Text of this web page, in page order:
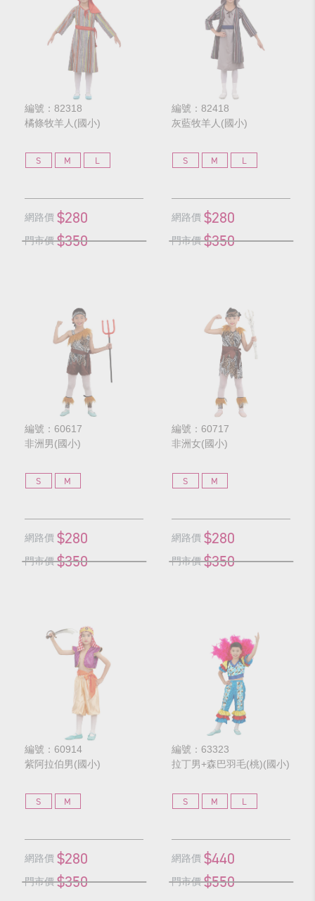
編號：82318
橘條牧羊人(國小)
S M L
網路價 $280
門市價 $350
編號：82418
灰藍牧羊人(國小)
S M L
網路價 $280
門市價 $350
編號：60617
非洲男(國小)
S M
網路價 $280
門市價 $350
編號：60717
非洲女(國小)
S M
網路價 $280
門市價 $350
編號：60914
紫阿拉伯男(國小)
S M
網路價 $280
門市價 $350
編號：63323
拉丁男+森巴羽毛(桃)(國小)
S M L
網路價 $440
門市價 $550